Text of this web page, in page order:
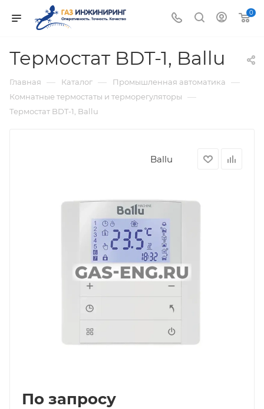
0
Термостат BDT-1, Ballu
Главная — Каталог — Промышленная автоматика —
Комнатные термостаты и терморегуляторы —
Термостат BDT-1, Ballu
Ballu
По запросу